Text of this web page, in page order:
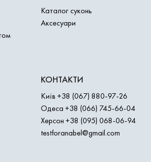
Каталог суконь
Аксесуари
КОНТАКТИ
Київ +38 (067) 880-97-26
Одеса +38 (066) 745-66-04
Херсон +38 (095) 068-06-94
testforanabel@gmail.com